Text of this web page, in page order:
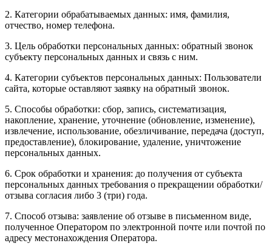
2. Категории обрабатываемых данных: имя, фамилия,
отчество, номер телефона.
3. Цель обработки персональных данных: обратный звонок
субъекту персональных данных и связь с ним.
4. Категории субъектов персональных данных: Пользователи
сайта, которые оставляют заявку на обратный звонок.
5. Способы обработки: сбор, запись, систематизация,
накопление, хранение, уточнение (обновление, изменение),
извлечение, использование, обезличивание, передача (доступ,
предоставление), блокирование, удаление, уничтожение
персональных данных.
6. Срок обработки и хранения: до получения от субъекта
персональных данных требования о прекращении обработки/
отзыва согласия либо 3 (три) года.
7. Способ отзыва: заявление об отзыве в письменном виде,
полученное Оператором по электронной почте или почтой по
адресу местонахождения Оператора.